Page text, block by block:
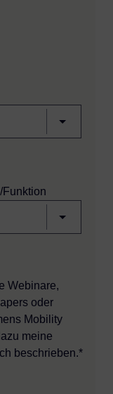
Funktion
Webinare,
oder
Mobility
meine
beschrieben.*